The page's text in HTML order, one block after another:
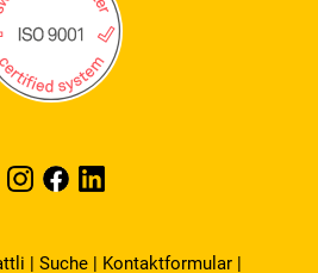
| Suche| Kontaktformular|